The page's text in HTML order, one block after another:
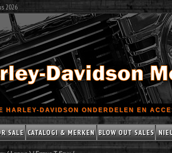
2026
HARLEY-DAVIDSON ONDERDELEN EN
SALE CATALOGI & MERKEN BLOW OUT SALES